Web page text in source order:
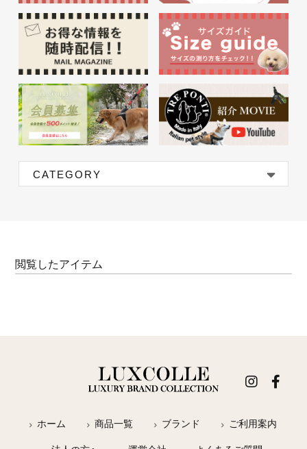
CATEGORY
閲覧したアイテム
ホーム 商品一覧 ブランド ご利用案内